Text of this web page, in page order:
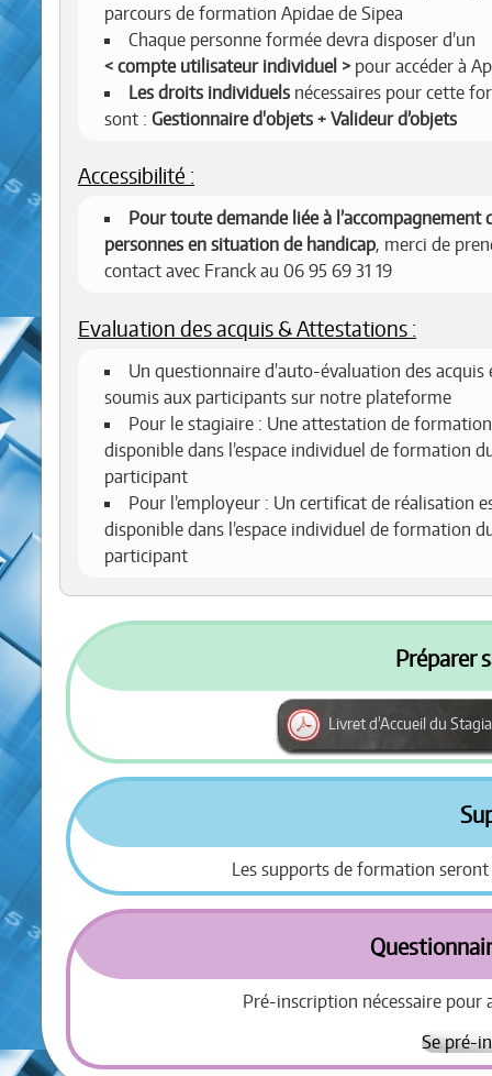
parcours de formation Apidae de Sipea
Chaque personne formée devra disposer d’un
compte utilisateur individuel
pour accéder à
Les droits individuels nécessaires pour cette
sont : Gestionnaire d'objets + Valideur d’objets
Accessibilité :
Pour toute demande liée à l’accompagnement
personnes en situation de handicap, merci de
contact avec Franck au 06 95 69 31 19
Evaluation des acquis & Attestations :
Un questionnaire d'auto-évaluation des acquis
soumis aux participants sur notre plateforme
Pour le stagiaire : Une attestation de
disponible dans l’espace individuel de formation
participant
Pour l’employeur : Un certificat de réalisation
disponible dans l’espace individuel de formation
participant
Préparer
Livret d'Accueil du
Les supports de formation
Pré-inscription nécessaire pour
Se pré-